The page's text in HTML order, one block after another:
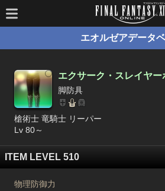
エオルゼアデータ
エクサーク・スレイヤー
脚防具
槍術士 竜騎士 リーパー
Lv 80～
ITEM LEVEL 510
物理防御力